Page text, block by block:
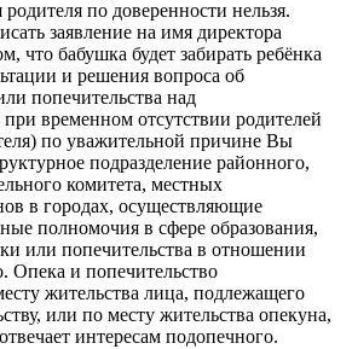
по доверенности нельзя.
заявление на имя директора
что бабушка будет забирать ребёнка
и решения вопроса об
попечительства над
временном отсутствии родителей
по уважительной причине Вы
подразделение районного,
комитета, местных
в городах, осуществляющие
полномочия в сфере образования,
или попечительства в отношении
Опека и попечительство
жительства лица, подлежащего
или по месту жительства опекуна,
интересам подопечного.